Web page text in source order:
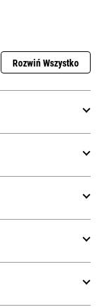
Rozwiń Wszystko